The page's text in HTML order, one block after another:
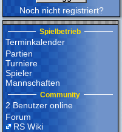
Noch nicht registriert?
Spielbetrieb
Terminkalender
Partien
Turniere
Spieler
Mannschaften
Community
2 Benutzer online
Forum
RS Wiki